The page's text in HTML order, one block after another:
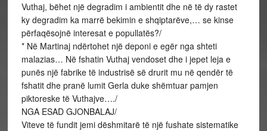
Vuthaj, bëhet një degradim i ambientit dhe në të dy rastet
ky degradim ka marrë bekimin e shqiptarëve,… se kinse
përfaqësojnë interesat e popullatës?/
* Në Martinaj ndërtohet një deponi e egër nga shteti
malazias… Në fshatin Vuthaj vendoset dhe i jepet leja e
punës një fabrike të industrisë së drurit mu në qendër të
fshatit dhe pranë lumit Gerla duke shëmtuar pamjen
piktoreske të Vuthajve…./
NGA ESAD GJONBALAJ/
Viteve të fundit jemi dëshmitarë të një fushate sistematike